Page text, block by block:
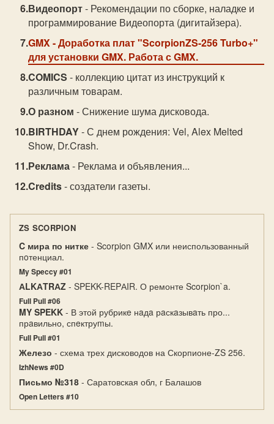
Видеопорт- Рекомендации по сборке, наладке и
программирование Видеопорта (дигитайзера).
GMX- Доработка плат "ScorpionZS-256 Turbo+"
для установки GMX. Работа с GMX.
COMICS - коллекцию цитат из инструкций к
различным товарам.
О разном - Снижение шума дисковода.
BIRTHDAY- С днем рождения: Vel, Alex Melted
Show, Dr.Crash.
Реклама- Реклама и объявления...
Credits- создатели газеты.
ZS SCORPION
C мира по нитке - Scorpion GMX или неиспользованный
пoтенциал.
My Speccy #01
АLKАTRАZ - SPEKK-REPАIR. О ремонте Scorpion`a.
Full Pull #06
MY SPEKK - В этой рубрикe нaдa рaскaзывaть про...
прaвильно, спeктруmы.
Full Pull #01
Железо - схема трех дисководов на Скорпионе-ZS 256.
IzhNews #0D
Письмо №318 - Саратовская обл, г Балашов
Open Letters #10